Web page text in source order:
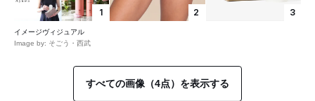
1
イメージヴィジュアル
Image by: そごう・西武
2 3
すべての画像（4点）を表示する